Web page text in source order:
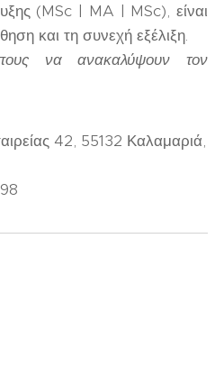
(MSc | MA | MSc), είναι
και τη συνεχή εξέλιξη.
να ανακαλύψουν τον
42, 55132 Καλαμαριά,